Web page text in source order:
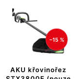
–15 %
AKU křovinořez